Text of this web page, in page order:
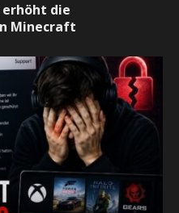
erhöht die
Minecraft